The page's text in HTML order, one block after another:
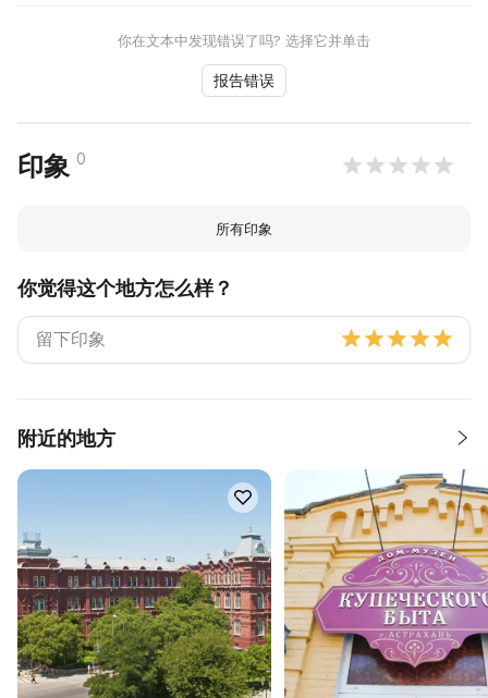
你在文本中发现错误了吗? 选择它并单击
报告错误
印象 0
所有印象
你觉得这个地方怎么样？
附近的地方